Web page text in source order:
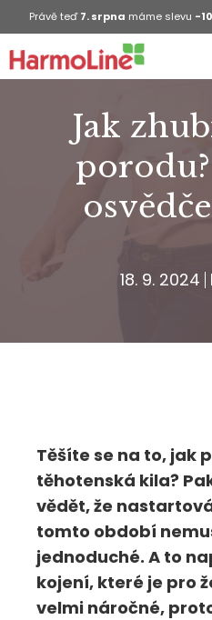
Právě teď7. srpna máme slevu -
Jak
18. 9. 2024
Těšíte se na to, jak
těhotenská kila?
vědět, že
tomto období
jednoduché. A to
kojení, které je pro
velmi náročné,